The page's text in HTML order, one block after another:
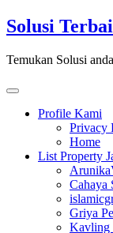
Skip
to
Solusi
Temukan Solusi
Toggle
navigationProfile Kami
Privacy
Home
List Property
Cahaya
Griya
Kavling